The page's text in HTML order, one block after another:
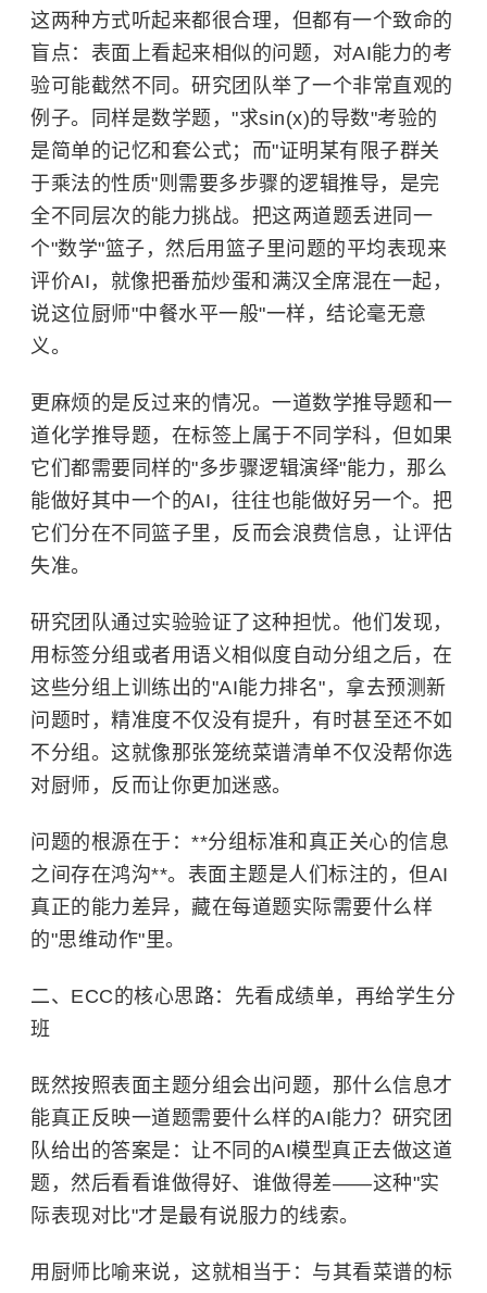
这两种方式听起来都很合理，但都有一个致命的
盲点：表面上看起来相似的问题，对AI能力的考
验可能截然不同。研究团队举了一个非常直观的
例子。同样是数学题，"求sin(x)的导数"考验的
是简单的记忆和套公式；而"证明某有限子群关
于乘法的性质"则需要多步骤的逻辑推导，是完
全不同层次的能力挑战。把这两道题丢进同一
个"数学"篮子，然后用篮子里问题的平均表现来
评价AI，就像把番茄炒蛋和满汉全席混在一起，
说这位厨师"中餐水平一般"一样，结论毫无意
义。
更麻烦的是反过来的情况。一道数学推导题和一
道化学推导题，在标签上属于不同学科，但如果
它们都需要同样的"多步骤逻辑演绎"能力，那么
能做好其中一个的AI，往往也能做好另一个。把
它们分在不同篮子里，反而会浪费信息，让评估
失准。
研究团队通过实验验证了这种担忧。他们发现，
用标签分组或者用语义相似度自动分组之后，在
这些分组上训练出的"AI能力排名"，拿去预测新
问题时，精准度不仅没有提升，有时甚至还不如
不分组。这就像那张笼统菜谱清单不仅没帮你选
对厨师，反而让你更加迷惑。
问题的根源在于：**分组标准和真正关心的信息
之间存在鸿沟**。表面主题是人们标注的，但AI
真正的能力差异，藏在每道题实际需要什么样
的"思维动作"里。
二、ECC的核心思路：先看成绩单，再给学生分
班
既然按照表面主题分组会出问题，那什么信息才
能真正反映一道题需要什么样的AI能力？研究团
队给出的答案是：让不同的AI模型真正去做这道
题，然后看看谁做得好、谁做得差——这种"实
际表现对比"才是最有说服力的线索。
用厨师比喻来说，这就相当于：与其看菜谱的标